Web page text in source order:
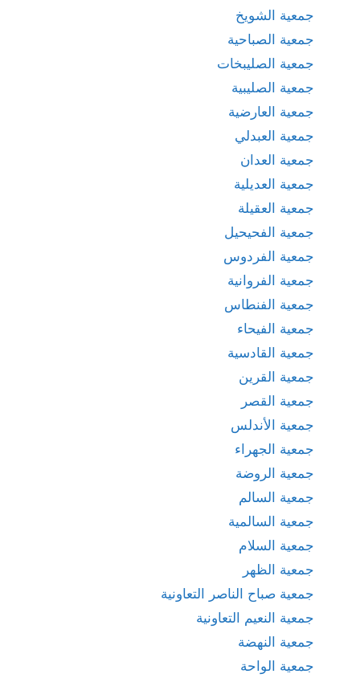
جمعية الشويخ
جمعية الصباحية
جمعية الصليبخات
جمعية الصليبية
جمعية العارضية
جمعية العبدلي
جمعية العدان
جمعية العديلية
جمعية العقيلة
جمعية الفحيحيل
جمعية الفردوس
جمعية الفروانية
جمعية الفنطاس
جمعية الفيحاء
جمعية القادسية
جمعية القرين
جمعية القصر
جمعية الأندلس
جمعية الجهراء
جمعية الروضة
جمعية السالم
جمعية السالمية
جمعية السلام
جمعية الظهر
جمعية صباح الناصر التعاونية
جمعية النعيم التعاونية
جمعية النهضة
جمعية الواحة